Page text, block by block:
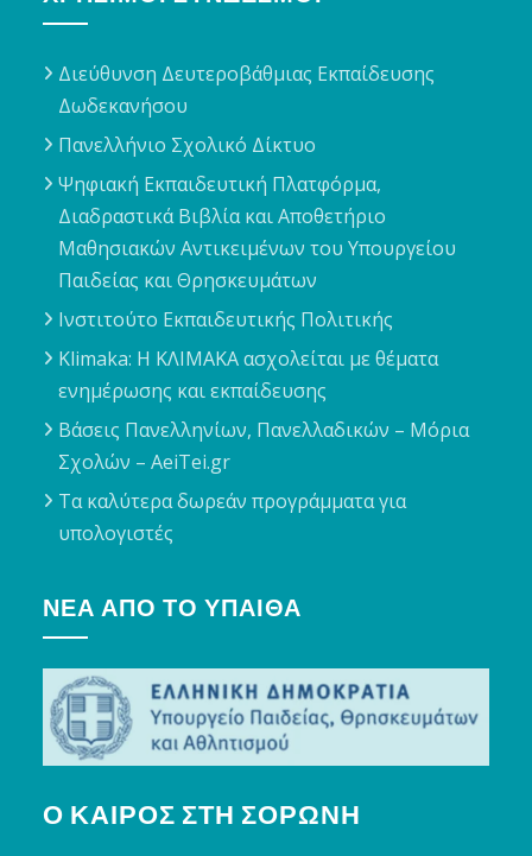
Διεύθυνση Δευτεροβάθμιας Εκπαίδευσης
Δωδεκανήσου
Πανελλήνιο Σχολικό Δίκτυο
Ψηφιακή Εκπαιδευτική Πλατφόρμα,
Διαδραστικά Βιβλία και Αποθετήριο
Μαθησιακών Αντικειμένων του Υπουργείου
Παιδείας και Θρησκευμάτων
Ινστιτούτο Εκπαιδευτικής Πολιτικής
Klimaka: Η ΚΛΙΜΑΚΑ ασχολείται με θέματα
ενημέρωσης και εκπαίδευσης
Βάσεις Πανελληνίων, Πανελλαδικών – Μόρια
Σχολών – AeiTei.gr
Τα καλύτερα δωρεάν προγράμματα για
υπολογιστές
ΝΈΑ ΑΠΌ ΤΟ ΥΠΑΙΘΑ
Ο ΚΑΙΡΌΣ ΣΤΗ ΣΟΡΩΝΉ